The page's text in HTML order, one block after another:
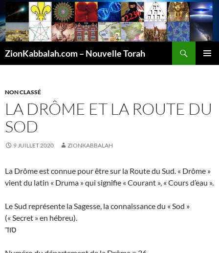
ZionKabbalah.com – Nouvelle Torah
NON CLASSÉ
LA DRÔME ET LA ROUTE DU
SOD
9 JUILLET 2020 ZIONKABBALAH
La Drôme est connue pour être sur la Route du Sud. « Drôme »
vient du latin « Druma » qui signifie « Courant », « Cours d’eau ».
Le Sud représente la Sagesse, la connaissance du « Sod »
(« Secret » en hébreu).
סוד